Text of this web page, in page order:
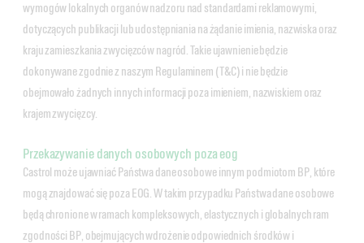
wymogów lokalnych organów nadzoru nad standardami reklamowymi,
dotyczących publikacji lub udostępniania na żądanie imienia, nazwiska oraz
kraju zamieszkania zwycięzców nagród. Takie ujawnienie będzie
dokonywane zgodnie z naszym Regulaminem (T&C) i nie będzie
obejmowało żadnych innych informacji poza imieniem, nazwiskiem oraz
krajem zwycięzcy.
Przekazywanie danych osobowych poza eog
Castrol może ujawniać Państwa dane osobowe innym podmiotom BP, które
mogą znajdować się poza EOG. W takim przypadku Państwa dane osobowe
będą chronione w ramach kompleksowych, elastycznych i globalnych ram
zgodności BP, obejmujących wdrożenie odpowiednich środków i